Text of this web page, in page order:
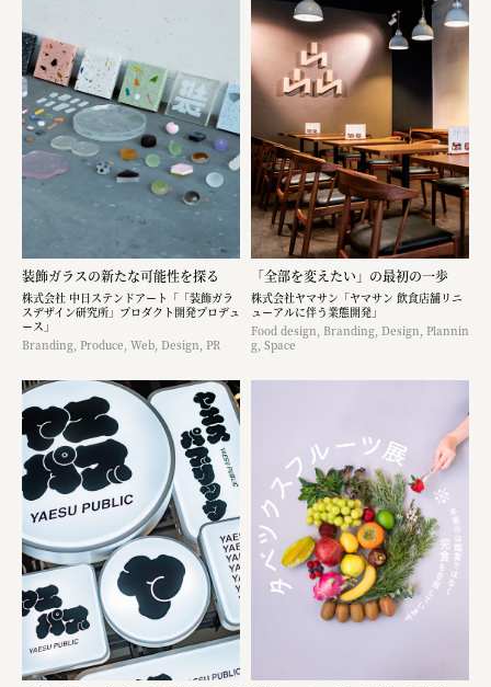
装飾ガラスの新たな可能性を探る
株式会社 中日ステンドアート「「装飾ガラ
スデザイン研究所」プロダクト開発プロデュ
ース」
Branding, Produce, Web, Design, PR
「全部を変えたい」の最初の一歩
株式会社ヤマサン「ヤマサン 飲食店舗リニ
ューアルに伴う業態開発」
Food design, Branding, Design, Plannin
g, Space